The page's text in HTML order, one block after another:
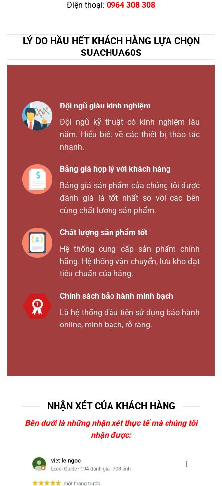
Điện thoại: 0964 308 308
LÝ DO HẦU HẾT KHÁCH HÀNG LỰA CHỌN
SUACHUA60S
Đội ngũ giàu kinh nghiệm
Đội ngũ kỹ thuật có kinh nghiệm lâu
năm. Hiểu biết về các thiết bị, thao tác
nhanh.
Bảng giá hợp lý với khách hàng
Bảng giá sản phẩm của chúng tôi được
đánh giá là tốt nhất so với các bên
cùng chất lượng sản phẩm.
Chất lượng sản phẩm tốt
Hệ thống cung cấp sản phẩm chính
hãng. Hệ thống vận chuyển, lưu kho đạt
tiêu chuẩn của hãng.
Chính sách bảo hành minh bạch
Là hệ thống đầu tiên sử dụng bảo hành
online, minh bạch, rõ ràng.
NHẬN XÉT CỦA KHÁCH HÀNG
Bên dưới là những nhận xét thực tế mà chúng tôi
nhận được: